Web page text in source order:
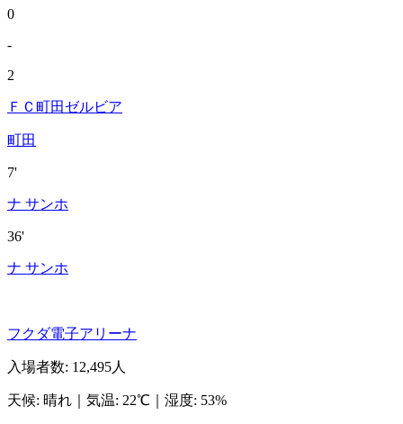
0
-
2
ＦＣ町田ゼルビア
町田
7'
ナ サンホ
36'
ナ サンホ
フクダ電子アリーナ
入場者数: 12,495人
天候: 晴れ 気温: 22℃ 湿度: 53%